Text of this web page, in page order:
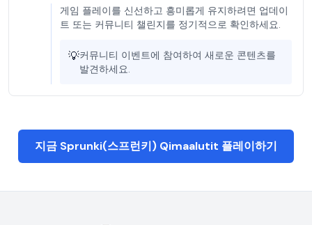
게임 플레이를 신선하고 흥미롭게 유지하려면 업데이
트 또는 커뮤니티 챌린지를 정기적으로 확인하세요.
💡커뮤니티 이벤트에 참여하여 새로운 콘텐츠를
발견하세요.
지금 Sprunki(스프런키) Qimaalutit 플레이하기